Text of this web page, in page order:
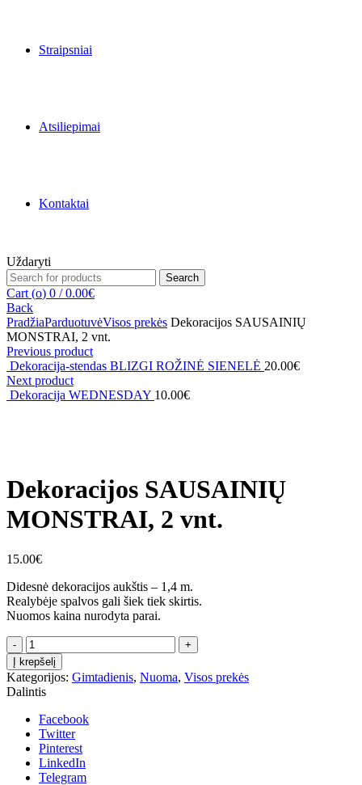
Straipsniai
Atsiliepimai
Kontaktai
Uždaryti
Search
for:
Search
Cart (o) 0 / 0.00€
Back
PradžiaParduotuvėVisos prekės Dekoracijos SAUSAINIŲ
MONSTRAI, 2 vnt.
Previous product
Dekoracija-stendas BLIZGI ROŽINĖ SIENELĖ 20.00€
Next product
Dekoracija WEDNESDAY 10.00€
Dekoracijos SAUSAINIŲ
MONSTRAI, 2 vnt.
15.00€
Didesnė dekoracijos aukštis – 1,4 m.
Realybėje spalvos gali šiek tiek skirtis.
Nuomos kaina nurodyta parai.
produkto
kiekis:
Dekoracijos
SAUSAINIŲ
MONSTRAI,
2
vnt.
Į krepšelį
Kategorijos: Gimtadienis, Nuoma, Visos prekės
Dalintis
Facebook
Twitter
Pinterest
LinkedIn
Telegram